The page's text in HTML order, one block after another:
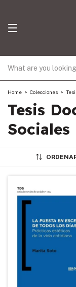
Home > Colecciones >
Tesis
Sociales